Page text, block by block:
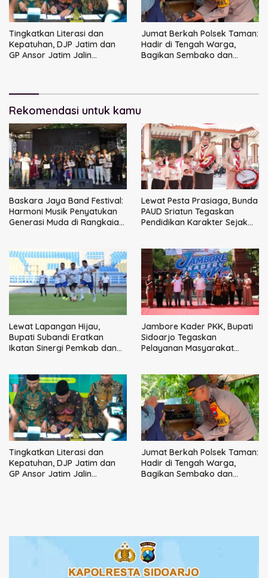
Tingkatkan Literasi dan
Kepatuhan, DJP Jatim dan
GP Ansor Jatim Jalin
Jumat Berkah Polsek Taman:
Hadir di Tengah Warga,
Bagikan Sembako dan
Rekomendasi untuk kamu
Baskara Jaya Band Festival:
Harmoni Musik Penyatukan
Generasi Muda di Rangkaian
Lewat Pesta Prasiaga, Bunda
PAUD Sriatun Tegaskan
Pendidikan Karakter Sejak
Lewat Lapangan Hijau,
Bupati Subandi Eratkan
Ikatan Sinergi Pemkab dan
Jambore Kader PKK, Bupati
Sidoarjo Tegaskan
Pelayanan Masyarakat
Tingkatkan Literasi dan
Kepatuhan, DJP Jatim dan
GP Ansor Jatim Jalin
Jumat Berkah Polsek Taman:
Hadir di Tengah Warga,
Bagikan Sembako dan